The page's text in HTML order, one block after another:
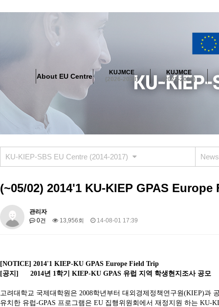
About EU Centre
KUJMCE
(2026-2028)
KUJMCE
(2023-2025)
About EU Centre
Greetings Objectives Organisation Location
KUJMCE(2026-2028)
About JMCE Project KUJMCE Team
KUJMCE Distinguished
Graduate Students’ International Workshop
Domestic Conference
KUJMCE(2023-2025)
Graduate Students’ International Workshop
Domestic Conference
KUJMCE (2019-2022)
Graduate Students’ International Workshop
Domestic Conference
KU JM Network SPEAC (2019-2022)
About SPEAC KU JM Network SPEAC
About JM Chair ECEA Research Publications
JM Chair EUPBEA (2018-2021)
About JM Chair EUPBEA Teaching Research & Publication
KU-KIEP-SBS EU Centre (2014-2017)
(~05/02) 2014'1 KU-KIEP GPAS
관리자
0건
13,956회 14-08-01 17:39
[NOTICE] 2014'1 KIEP-KU GPAS Europe Field Trip
[공지] 2014년 1학기 KIEP-KU GPAS 유럽 지역 학생현지조사 공모
고려대학교 국제대학원은 2008학년부터 대외경제정책연구원(KIEP)과
유치한 유럽-GPAS 프로그램은 EU 집행위원회에서 재정지원 하는 KU-